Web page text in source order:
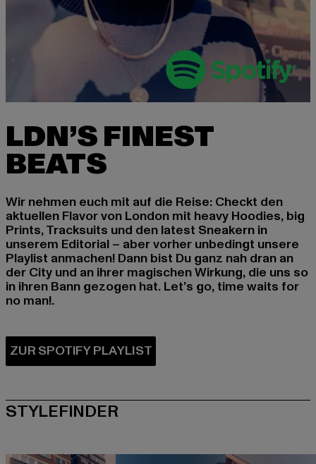
LDN’S FINEST
Wir nehmen euch mit auf die Reise: Checkt den
aktuellen Flavor von London mit heavy Hoodies, big
Prints, Tracksuits und den latest Sneakern in
unserem Editorial – aber vorher unbedingt unsere
Playlist anmachen! Dann bist Du ganz nah dran an
der City und an ihrer magischen Wirkung, die uns so
in ihren Bann gezogen hat. Let’s go, time waits for
no man!.
STYLEFINDER